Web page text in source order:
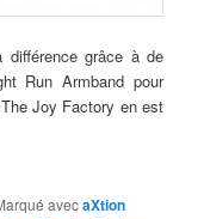
différence grâce à de
Run Armband pour
Joy Factory en est
avecaXtion